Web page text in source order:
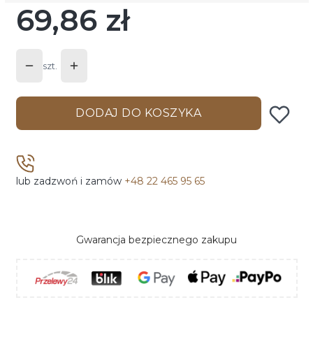
Cena
69,86 zł
szt.
DODAJ DO KOSZYKA
lub zadzwoń i zamów +48 22 465 95 65
Gwarancja bezpiecznego zakupu